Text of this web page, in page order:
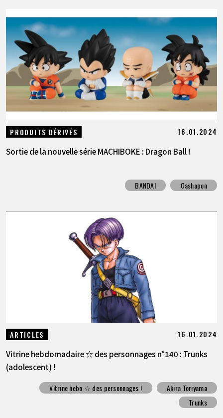
PRODUITS DÉRIVÉS 16.01.2024
Sortie de la nouvelle série MACHIBOKE : Dragon Ball !
BANDAI Gashapon
ARTICLES 16.01.2024
Vitrine hebdomadaire ☆ des personnages n°140 : Trunks
(adolescent) !
Vitrine hebo ☆ des personnages !
Akira Toriyama
Trunks